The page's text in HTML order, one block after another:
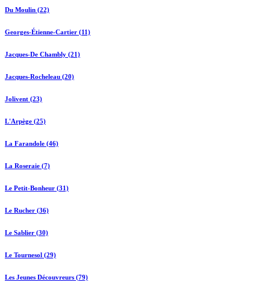
Du Moulin (22)
Georges-Étienne-Cartier (11)
Jacques-De Chambly (21)
Jacques-Rocheleau (20)
Jolivent (23)
L'Arpège (25)
La Farandole (46)
La Roseraie (7)
Le Petit-Bonheur (31)
Le Rucher (36)
Le Sablier (30)
Le Tournesol (29)
Les Jeunes Découvreurs (79)